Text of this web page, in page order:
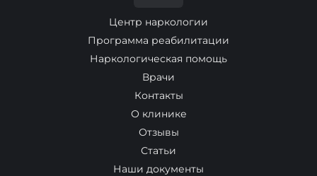
Центр наркологии
Программа реабилитации
Наркологическая помощь
Врачи
Контакты
О клинике
Отзывы
Статьи
Наши документы